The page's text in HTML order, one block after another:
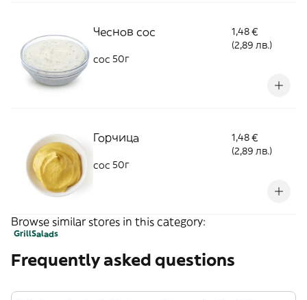
Чеснов сос
1,48 €
(2,89 лв.)
сос 50г
Горчица
1,48 €
(2,89 лв.)
сос 50г
Browse similar stores in this category:
GrillSalads
Frequently asked questions